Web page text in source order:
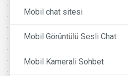
Mobil chat sitesi
Mobil Görüntülü Sesli Chat
Mobil Kamerali Sohbet